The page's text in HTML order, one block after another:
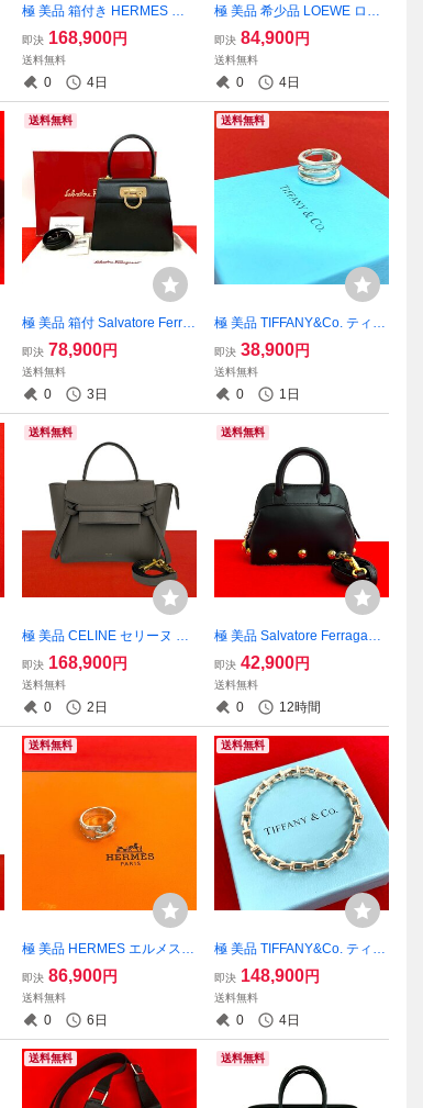
極 美品 箱付き HERMES エ
ルメス ヒストリー リング シ
ルバー925 K18イエローゴー
ルド 指輪 8号 アクセサリー
シルバー 29560
即決 168,900円
送料無料
0 4日
極 美品 希少品 LOEWE ロエ
ベ ヴィンテージ アナグラム
レザー 本革 ラウンド ハンド
バッグ ミニ トートバッグ ブ
ラック 黒 09729
即決 84,900円
送料無料
0 4日
送料無料
極 美品 箱付 Salvatore Ferra
gamo サルヴァトーレフェラ
ガモ ガンチーニ金具 レザー
2way ハンドバッグ ショルダ
ーバッグ ブラック 42395
即決 78,900円
送料無料
0 3日
送料無料
極 美品 TIFFANY&Co. ティフ
ァニー ヴィンテージ ダイア
ゴナル リング シルバー925
指輪 9.5号 アクセサリー シル
バー 43865
即決 38,900円
送料無料
0 1日
送料無料
極 美品 CELINE セリーヌ ベ
ルトバック マイクロ レザー
本革 2way ショルダーバッグ
ハンドバッグ ミニトートバ
ッグ グレー 55183
即決 168,900円
送料無料
0 2日
送料無料
極 美品 Salvatore Ferragamo
フェラガモ ハイヒールモチ
ーフ 金具 レザー 本革 2way
ミニ ハンドバッグ ショルダ
ーバッグ ブラック 00936
即決 42,900円
送料無料
0 12時間
送料無料
極 美品 HERMES エルメス
ヴィンテージ メキシカン リ
ング シルバー925 指輪 12号
アクセサリー シルバー 2434
4
即決 86,900円
送料無料
0 6日
送料無料
極 美品 TIFFANY&Co. ティフ
ァニー T ナロー ブレスレッ
ト シルバー925 アクセサリ
ー シルバー 77941
即決 148,900円
送料無料
0 4日
送料無料 送料無料